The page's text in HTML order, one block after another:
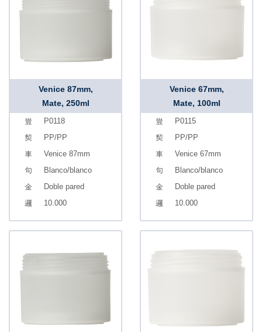
Venice 87mm,
Mate, 250ml
P0118
PP/PP
Venice 87mm
Blanco/blanco
Doble pared
10.000
Venice 67mm,
Mate, 100ml
P0115
PP/PP
Venice 67mm
Blanco/blanco
Doble pared
10.000